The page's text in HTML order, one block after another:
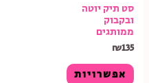
סט תיק יוטה
ובקבוק
ממותגים
₪135
אפשרויות